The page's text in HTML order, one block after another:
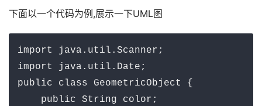
下面以一个代码为例,展示一下UML图
import java.util.Scanner;
import java.util.Date;
public class GeometricObject {
    public String color;